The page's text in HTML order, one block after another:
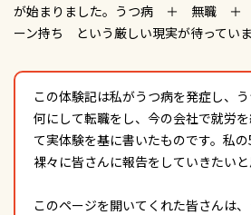
が始まりました。うつ病 ＋ 無職
ーン持ち という厳しい現実が待っていま
この体験記は私がうつ病を発症し、
何にして転職をし、今の会社で就労
て実体験を基に書いたものです。私
裸々に皆さんに報告をしていきたいと
このページを開いてくれた皆さんは